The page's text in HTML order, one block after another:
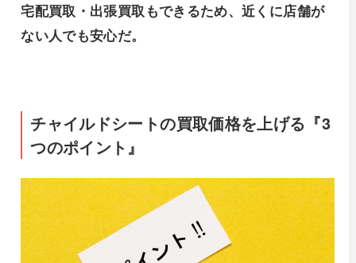
宅配買取・出張買取もできるため、近くに店舗が
ない人でも安心だ。
チャイルドシートの買取価格を上げる『3
つのポイント』